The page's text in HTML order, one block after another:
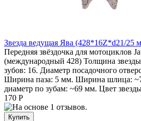
Звезда ведущая Ява (428*16Z*d21/25
Передняя звёздочка для мотоциклов
(международный 428) Толщина
зубов: 16. Диаметр посадочного
Ширина паза: 5 мм. Ширина шлица:
диаметр по зубам: ~69 мм. Цвет
170 Р